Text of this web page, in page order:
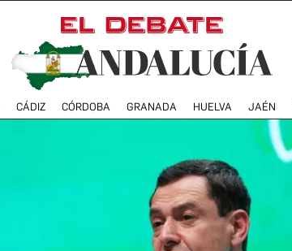
CÁDIZ CÓRDOBA GRANADA HUELVA JAÉN